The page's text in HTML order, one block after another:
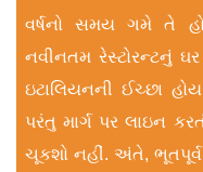
વર્ષનો સમય ગમે તે
નવીનતમ રેસ્ટોરન્ટનું
ઇટાલિયનની ઈચ્છા
પરંતુ માર્ગ પર લાઇન
ચૂકશો નહીં. અંતે, ભૂતપૂર્વ